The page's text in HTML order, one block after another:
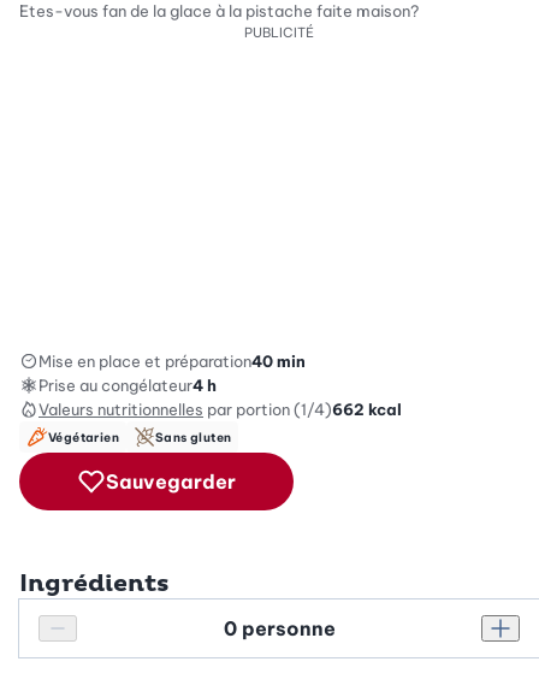
Etes-vous fan de la glace à la pistache faite maison?
PUBLICITÉ
Mise en place et préparation40 min
Prise au congélateur4 h
Valeurs nutritionnelles par portion (1/4)662 kcal
Végétarien Sans gluten
Sauvegarder
Ingrédients
Réduire le nombre de personnes
Personnes